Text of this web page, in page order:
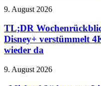
soll
weniger
Wartungszicke
sein
TL;DR
GTA
6
bei
Netflix,
verstümmelt
9. August 2026
TL;DR
Disney+ verstümmelt
wieder da
„Michael
9. August 2026